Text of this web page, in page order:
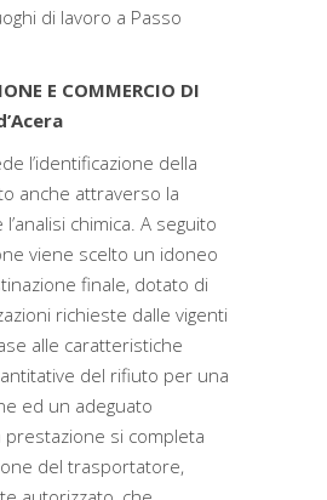
di lavoro a Passo
E COMMERCIO DI
l’identificazione della
anche attraverso la
chimica. A seguito
viene scelto un idoneo
finale, dotato di
richieste dalle vigenti
alle caratteristiche
del rifiuto per una
ed un adeguato
si completa
del trasportatore,